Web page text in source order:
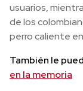
usuarios,
de los
perro caliente
También le
en la memoria